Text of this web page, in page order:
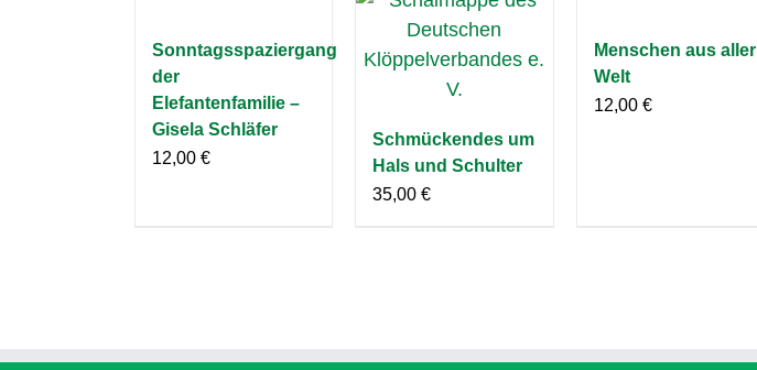
Sonntagsspaziergang
der
Elefantenfamilie –
Gisela Schläfer
12,00 €
Schmückendes um
Hals und Schulter
35,00€
Menschen aus aller
Welt
12,00 €